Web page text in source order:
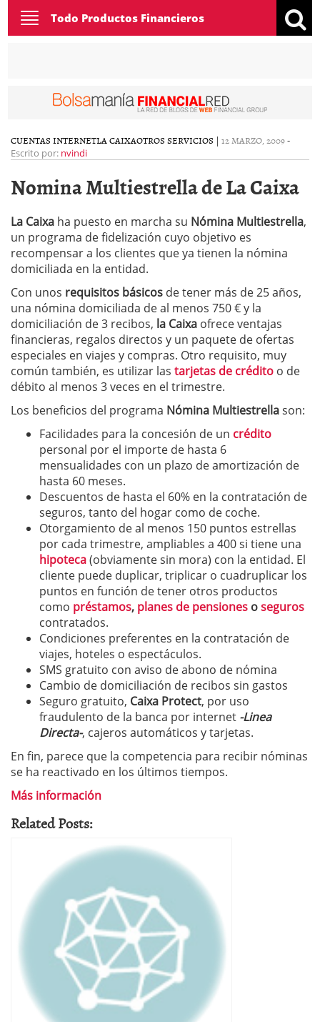
Toggle
navigation
Todo Productos Financieros
CUENTAS INTERNETLA CAIXAOTROS SERVICIOS | 12 MARZO, 2009-
Escrito por: nvindi
Nomina Multiestrella de La Caixa
La Caixa ha puesto en marcha su Nómina Multiestrella,
un programa de fidelización cuyo objetivo es
recompensar a los clientes que ya tienen la nómina
domiciliada en la entidad.
Con unos requisitos básicos de tener más de 25 años,
una nómina domiciliada de al menos 750 € y la
domiciliación de 3 recibos, la Caixa ofrece ventajas
financieras, regalos directos y un paquete de ofertas
especiales en viajes y compras. Otro requisito, muy
común también, es utilizar las tarjetas de crédito o de
débito al menos 3 veces en el trimestre.
Los beneficios del programa Nómina Multiestrellason:
Facilidades para la concesión de un crédito
personal por el importe de hasta 6
mensualidades con un plazo de amortización de
hasta 60 meses.
Descuentos de hasta el 60% en la contratación de
seguros, tanto del hogar como de coche.
Otorgamiento de al menos 150 puntos estrellas
por cada trimestre, ampliables a 400 si tiene una
hipoteca(obviamente sin mora) con la entidad. El
cliente puede duplicar, triplicar o cuadruplicar los
puntos en función de tener otros productos
como préstamos, planes de pensiones oseguros
contratados.
Condiciones preferentes en la contratación de
viajes, hoteles o espectáculos.
SMS gratuito con aviso de abono de nómina
Cambio de domiciliación de recibos sin gastos
Seguro gratuito, Caixa Protect, por uso
fraudulento de la banca por internet -Linea
Directa-, cajeros automáticos y tarjetas.
En fin, parece que la competencia para recibir nóminas
se ha reactivado en los últimos tiempos.
Más información
Related Posts: